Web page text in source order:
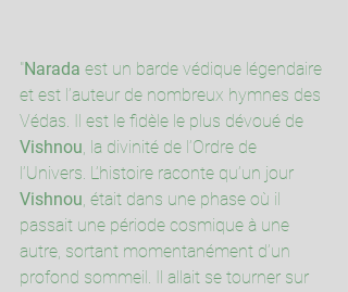
"Narada est un barde védique légendaire
et est l’auteur de nombreux hymnes des
Védas. Il est le fidèle le plus dévoué de
Vishnou, la divinité de l’Ordre de
l’Univers. L’histoire raconte qu’un jour
Vishnou, était dans une phase où il
passait une période cosmique à une
autre, sortant momentanément d’un
profond sommeil. Il allait se tourner sur